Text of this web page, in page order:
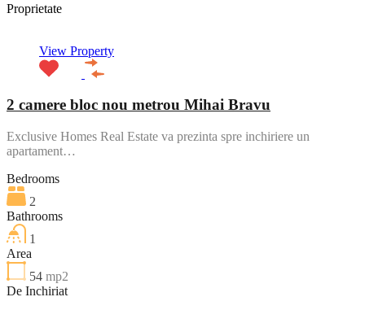
Proprietate
View Property
2 camere bloc nou metrou Mihai Bravu
Exclusive Homes Real Estate va prezinta spre inchiriere un
apartament…
Bedrooms
2
Bathrooms
1
Area
54 mp2
De Inchiriat